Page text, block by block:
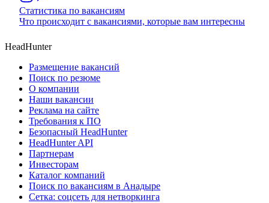
Статистика по вакансиям
Что происходит с вакансиями, которые вам интересны
HeadHunter
Размещение вакансий
Поиск по резюме
О компании
Наши вакансии
Реклама на сайте
Требования к ПО
Безопасный HeadHunter
HeadHunter API
Партнерам
Инвесторам
Каталог компаний
Поиск по вакансиям в Анадыре
Сетка: соцсеть для нетворкинга